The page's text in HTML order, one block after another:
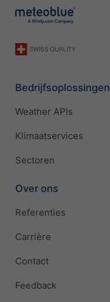
Bedrijfsoplossingen
Weather APIs
Klimaatservices
Sectoren
Over ons
Referenties
Carrière
Contact
Feedback